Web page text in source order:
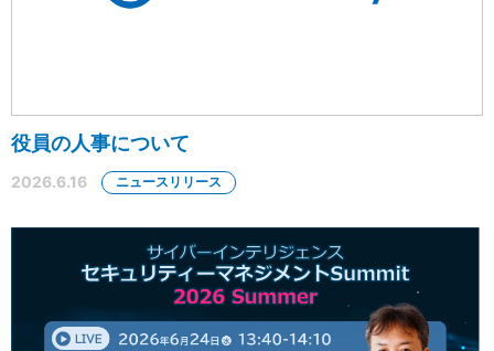
役員の人事について
2026.6.16 ニュースリリース